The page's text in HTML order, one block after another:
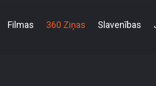
Filmas 360 Ziņas Slavenības